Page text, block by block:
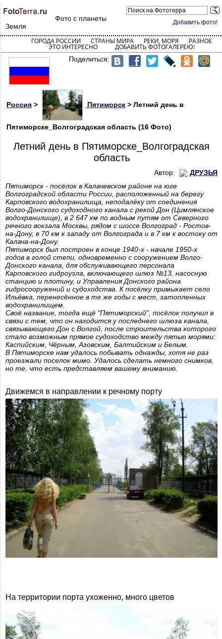
Добавить фото!
Фото с планеты
Земля
ГОРОДА РОССИИ СТРАНЫ МИРА РЕКИ, МОРЯ РАЗНОЕ
ЭТО ИНТЕРЕСНО ДОБАВИТЬ ФОТОГАЛЕРЕЮ!
Поделиться:
Россия > Пятиморск > Летний день в
Пятиморске_Волгоградская область (16 Фото)
Летний день в Пятиморске_Волгоградская
область
Автор:
ДРУЗЬЯ
Пятиморск - посёлок в Калачевском районе на юге
Волгоградской области России, расположенный на берегу
Карповского водохранилища, неподалёку от соединения
Волго-Донского судоходного канала с рекой Дон (Цимлянское
водохранилище), в 2 647 км по водным путям от Северного
речного вокзала Москвы, рядом с шоссе Волгоград - Ростов-
на-Дону, в 70 км к западу от Волгограда и в 7 км к востоку от
Калача-на-Дону.
Пятиморск был построен в конце 1940-х - начале 1950-х
годов в голой степи, одновременно с сооружением Волго-
Донского канала, для обслуживающего персонала
Карповского гидроузла, включающего шлюз №13, насосную
станцию и плотину, и Управления Донского района
гидросооружений и судоходства. К посёлку примыкает село
Ильёвка, перенесённое в те же годы с мест, затопленных
водохранилищем.
Своё название, тогда ещё "Пятиморский", посёлок получил в
связи с тем, что он находится у последнего шлюза канала,
связывающего Дон с Волгой, после строительства которого
стало возможным прямое судоходство между пятью морями:
Каспийским, Чёрным, Азовским, Балтийским и Белым.
В Пятиморске нам удалось побывать однажды, хотя не раз
проезжали поселок мимо. Удалось сделать немного снимков,
но те, что есть представляем вашему вниманию.
Движемся в направлении к речному порту
На территории порта ухоженно, много цветов